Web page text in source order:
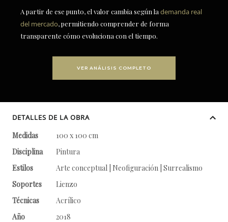
A partir de ese punto, el valor cambia según la demanda real
del mercado, permitiendo comprender de forma
transparente cómo evoluciona con el tiempo.
VER ANÁLISIS COMPLETO
DETALLES DE LA OBRA
Medidas
100 x 100 cm
Disciplina
Pintura
Estilos
Arte conceptual | Neofiguración | Surrealismo
Soportes
Lienzo
Técnicas
Acrílico
Año
2018